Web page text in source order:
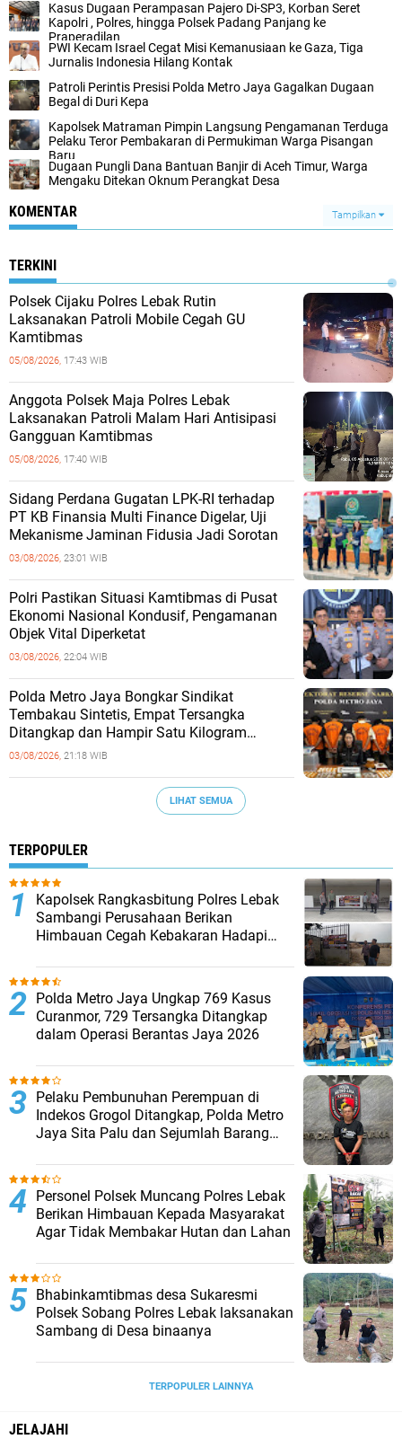
Kasus Dugaan Perampasan Pajero Di-SP3, Korban Seret
Kapolri , Polres, hingga Polsek Padang Panjang ke
Praperadilan
‎PWI Kecam Israel Cegat Misi Kemanusiaan ke Gaza, Tiga
Jurnalis Indonesia Hilang Kontak‎‎
‎Patroli Perintis Presisi Polda Metro Jaya Gagalkan Dugaan
Begal di Duri Kepa‎
‎Kapolsek Matraman Pimpin Langsung Pengamanan Terduga
Pelaku Teror Pembakaran di Permukiman Warga Pisangan
Baru‎
‎Dugaan Pungli Dana Bantuan Banjir di Aceh Timur, Warga
Mengaku Ditekan Oknum Perangkat Desa
KOMENTAR Tampilkan
TERKINI
Polsek Cijaku Polres Lebak Rutin
Laksanakan Patroli Mobile Cegah GU
Kamtibmas
05/08/2026, 17:43 WIB
Anggota Polsek Maja Polres Lebak
Laksanakan Patroli Malam Hari Antisipasi
Gangguan Kamtibmas
05/08/2026, 17:40 WIB
Sidang Perdana Gugatan LPK-RI terhadap
PT KB Finansia Multi Finance Digelar, Uji
Mekanisme Jaminan Fidusia Jadi Sorotan
03/08/2026, 23:01 WIB
‎Polri Pastikan Situasi Kamtibmas di Pusat
Ekonomi Nasional Kondusif, Pengamanan
Objek Vital Diperketat
03/08/2026, 22:04 WIB
‎Polda Metro Jaya Bongkar Sindikat
Tembakau Sintetis, Empat Tersangka
Ditangkap dan Hampir Satu Kilogram
Barang Bukti Disita
03/08/2026, 21:18 WIB
LIHAT SEMUA
TERPOPULER
Kapolsek Rangkasbitung Polres Lebak
Sambangi Perusahaan Berikan
Himbauan Cegah Kebakaran Hadapi
Polda Metro Jaya Ungkap 769 Kasus
Curanmor, 729 Tersangka Ditangkap
dalam Operasi Berantas Jaya 2026‎
Pelaku Pembunuhan Perempuan di
Indekos Grogol Ditangkap, Polda Metro
Jaya Sita Palu dan Sejumlah Barang
Personel Polsek Muncang Polres Lebak
Berikan Himbauan Kepada Masyarakat
Agar Tidak Membakar Hutan dan Lahan
Bhabinkamtibmas desa Sukaresmi
Polsek Sobang Polres Lebak laksanakan
Sambang di Desa binaanya
TERPOPULER LAINNYA
JELAJAHI